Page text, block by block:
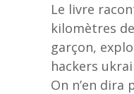
Le livre
kilomètres
garçon,
hackers
On n’en